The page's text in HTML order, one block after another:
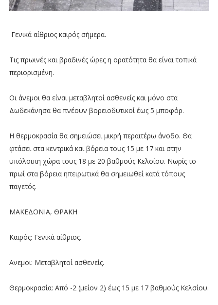
Γενικά αίθριος καιρός σήμερα.
Τις πρωινές και βραδινές ώρες η ορατότητα θα είναι τοπικά
περιορισμένη.
Οι άνεμοι θα είναι μεταβλητοί ασθενείς και μόνο στα
Δωδεκάνησα θα πνέουν βορειοδυτικοί έως 5 μποφόρ.
Η θερμοκρασία θα σημειώσει μικρή περαιτέρω άνοδο. Θα
φτάσει στα κεντρικά και βόρεια τους 15 με 17 και στην
υπόλοιπη χώρα τους 18 με 20 βαθμούς Κελσίου. Νωρίς το
πρωί στα βόρεια ηπειρωτικά θα σημειωθεί κατά τόπους
παγετός.
ΜΑΚΕΔΟΝΙΑ, ΘΡΑΚΗ
Καιρός: Γενικά αίθριος.
Ανεμοι: Μεταβλητοί ασθενείς.
Θερμοκρασία: Από -2 (μείον 2) έως 15 με 17 βαθμούς Κελσίου.